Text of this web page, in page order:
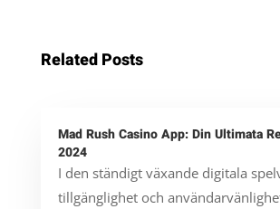
Related Posts
Mad Rush Casino App: Din Ultimata
2024
I den ständigt växande digitala
tillgänglighet och